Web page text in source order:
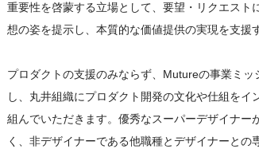
重要性を啓蒙する立場として、要望・リクエスト
想の姿を提示し、本質的な価値提供の実現を支援
プロダクトの支援のみならず、Mutureの事業ミ
し、丸井組織にプロダクト開発の文化や仕組をイ
組んでいただきます。優秀なスーパーデザイナー
く、非デザイナーである他職種とデザイナーと